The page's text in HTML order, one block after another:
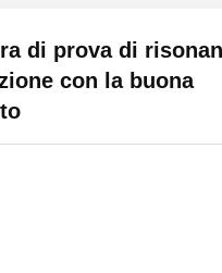
di prova di
con la buona